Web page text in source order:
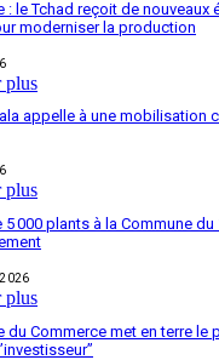
: le Tchad reçoit de nouveaux
moderniser la production
plus
appelle à une mobilisation
plus
5 000 plants à la Commune du
plus
du Commerce met en terre le